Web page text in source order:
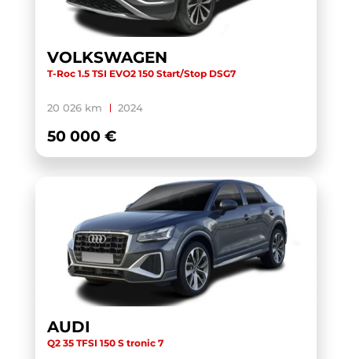
TOURAN BUSINESS (1)
TRANSIT CUSTOM CABINE APPROFONDIE
TRANSIT CUSTOM FOURGON (1)
TRANSPORTER 6.1 VAN
(1)
WRANGLER (1)
X-TRAIL (1)
X1 F48 LCI (1)
(1)
XC40 (1)
VOLKSWAGEN
T-Roc 1.5 TSI EVO2 150 Start/Stop DSG7
20 026 km 2024
50 000 €
AUDI
Q2 35 TFSI 150 S tronic 7